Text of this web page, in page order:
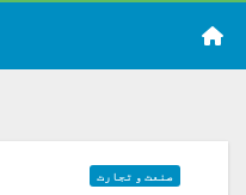
صنعت و تجارت